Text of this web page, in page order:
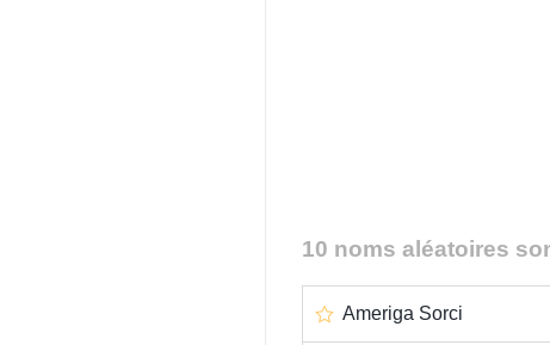
10 noms aléatoires
Ameriga Sorci